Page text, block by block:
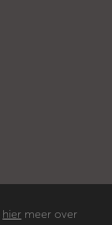
hier meer over